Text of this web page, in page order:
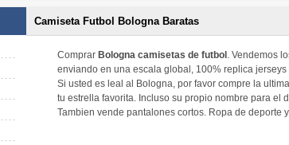
Camiseta Futbol Bologna Baratas
Comprar Bologna camisetas de futbol . Vendemos
enviando en una escala global, 100% replica
Si usted es leal al Bologna, por favor compre la ultima
tu estrella favorita. Incluso su propio nombre para el
Tambien vende pantalones cortos. Ropa de deporte